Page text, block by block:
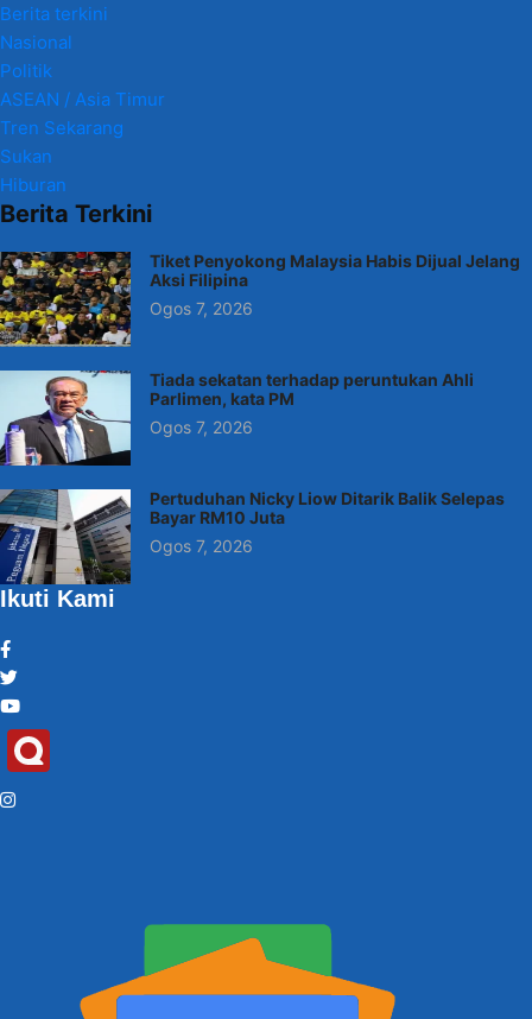
Berita terkini
Nasional
Politik
ASEAN / Asia Timur
Tren Sekarang
Sukan
Hiburan
Berita Terkini
Tiket Penyokong Malaysia Habis Dijual Jelang
Aksi Filipina
Ogos 7, 2026
Tiada sekatan terhadap peruntukan Ahli
Parlimen, kata PM
Ogos 7, 2026
Pertuduhan Nicky Liow Ditarik Balik Selepas
Bayar RM10 Juta
Ogos 7, 2026
Ikuti Kami